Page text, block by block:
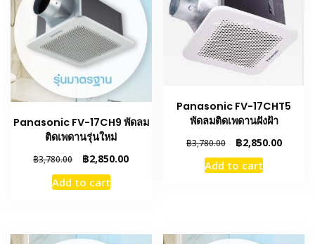
Panasonic FV-17CH9 พัดลม
ติดเพดานรุ่นใหม่
฿3,780.00
Original
price
was:
฿2,850.00Current
Add to cart
Panasonic FV-17CHT5
พัดลมติดเพดานฝังฝ้า
฿3,780.00
Original
price
was:
฿2,850.00Current
Add to cart